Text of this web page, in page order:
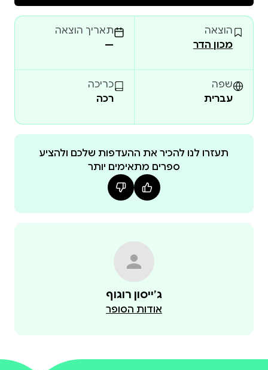
דבש מיועד לילדות ולילדים מגיל 6 ומעלה, הוא כלי מושלם
לשיעור, להפעלה או לשיחת שבת, ומתאים במיוחד לבתי
כל מגזין מאגד 4-6 פרשות מודפסות באיכות גבוהה,
לעוד מידע: https://mechonhadar.org.il
הוצאה
מכון הדר
תאריך הוצאה
—
שפה
עברית
כריכה
רכה
תעזרו לנו להכיר את ההעדפות שלכם ולהציע
ספרים מתאימים יותר
ג׳ייסון רוגוף
אודות הסופר